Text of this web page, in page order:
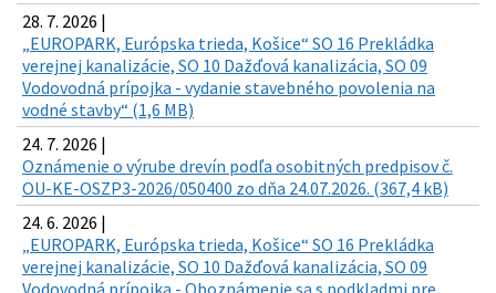
28. 7. 2026 |
„EUROPARK, Európska trieda, Košice“ SO 16 Prekládka
verejnej kanalizácie, SO 10 Dažďová kanalizácia, SO 09
Vodovodná prípojka - vydanie stavebného povolenia na
vodné stavby“ (1,6 MB)
24. 7. 2026 |
Oznámenie o výrube drevín podľa osobitných predpisov č.
OU-KE-OSZP3-2026/050400 zo dňa 24.07.2026. (367,4 kB)
24. 6. 2026 |
„EUROPARK, Európska trieda, Košice“ SO 16 Prekládka
verejnej kanalizácie, SO 10 Dažďová kanalizácia, SO 09